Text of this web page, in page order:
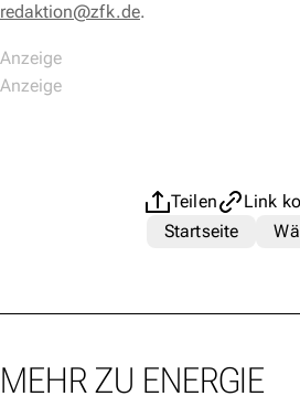
redaktion@zfk.de.
Teilen
Link
Startseite
MEHR ZU ENERGIE